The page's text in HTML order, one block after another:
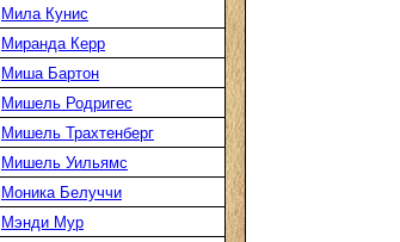
Мила Кунис
Миранда Керр
Миша Бартон
Мишель Родригес
Мишель Трахтенберг
Мишель Уильямс
Моника Белуччи
Мэнди Мур